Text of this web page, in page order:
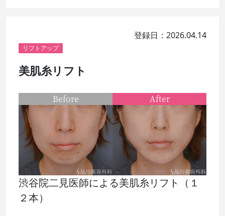
登録日：2026.04.14
リフトアップ
美肌糸リフト
渋谷院二見医師による美肌糸リフト（１
２本）
Before After